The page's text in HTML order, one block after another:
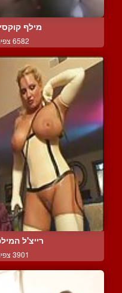
מילף
6582 צפיות
רייצ'ל
3901 צפיות